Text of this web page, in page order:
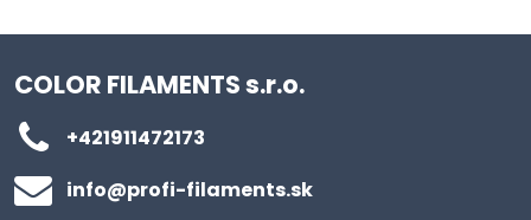
COLOR FILAMENTS s.r.o.
+421911472173
info​@profi-filaments​.sk